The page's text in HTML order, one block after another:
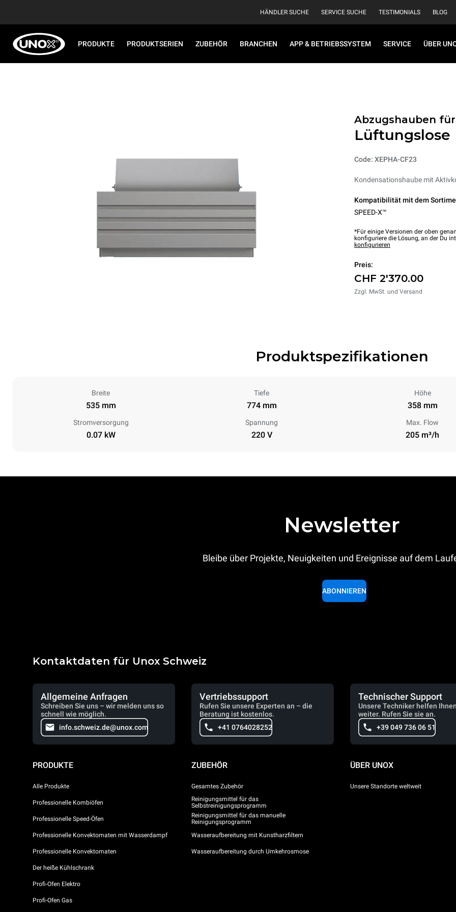
HÄNDLER SUCHE SERVICE SUCHE TESTIMONIALS BLOG
PRODUKTE PRODUKTSERIEN ZUBEHÖR BRANCHEN APP & BETRIEBSSYSTEM SERVICE ÜBER
Abzugshauben
Code: XEPHA-CF23
Kondensationshaube mit
Kompatibilität mit dem
SPEED-X™
*Für einige Versionen der oben
konfiguriere die Lösung, an der Du
konfigurieren
Preis:
CHF 2'370.00
Zzgl. MwSt. und Versand
Produktspezifikationen
Breite
535 mm
Tiefe
774 mm
Höhe
358 mm
Stromversorgung
0.07 kW
Spannung
220 V
Max. Flow
205 m³/h
Newsletter
Bleibe über Projekte, Neuigkeiten und Ereignisse auf dem
ABONNIEREN
Kontaktdaten für Unox Schweiz
Allgemeine Anfragen
Schreiben Sie uns – wir melden uns so
schnell wie möglich.
info.schweiz.de@unox.com
Vertriebssupport
Rufen Sie unsere Experten an – die
Beratung ist kostenlos.
+41 0764028252
Technischer Support
Unsere Techniker helfen
weiter. Rufen Sie sie an.
+39 049 736 06 51
PRODUKTE
Alle Produkte
Professionelle Kombiöfen
Professionelle Speed-Öfen
Professionelle Konvektomaten mit Wasserdampf
Professionelle Konvektomaten
Der heiße Kühlschrank
Profi-Ofen Elektro
Profi-Ofen Gas
ZUBEHÖR
Gesamtes Zubehör
Reinigungsmittel für das
Selbstreinigungsprogramm
Reinigungsmittel für das manuelle
Reinigungsprogramm
Wasseraufbereitung mit Kunstharzfiltern
Wasseraufbereitung durch Umkehrosmose
ÜBER UNOX
Unsere Standorte weltweit